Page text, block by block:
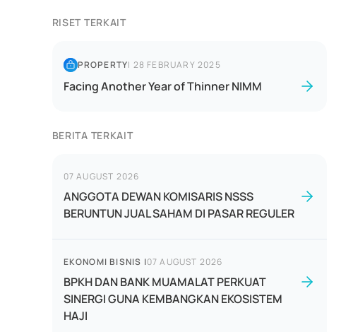
RISET TERKAIT
PROPERTY| 28 FEBRUARY 2025
Facing Another Year of Thinner NIMM
BERITA TERKAIT
07 AUGUST 2026
ANGGOTA DEWAN KOMISARIS NSSS
BERUNTUN JUAL SAHAM DI PASAR REGULER
EKONOMI BISNIS |07 AUGUST 2026
BPKH DAN BANK MUAMALAT PERKUAT
SINERGI GUNA KEMBANGKAN EKOSISTEM
HAJI